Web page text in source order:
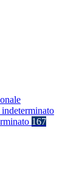
167